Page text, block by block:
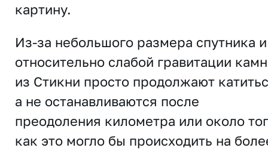
картину.
Из-за небольшого размера спутника и
относительно слабой гравитации
из Стикни просто продолжают
а не останавливаются после
преодоления километра или около
как это могло бы происходить на